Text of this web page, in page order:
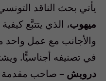
يأتي بحث الناقد
ميهوب، الذي يتتبَّع
والأجانب مع عمل واحد
في تصنيفه أجناسيًّا.
درويش – صاحب مقدمة